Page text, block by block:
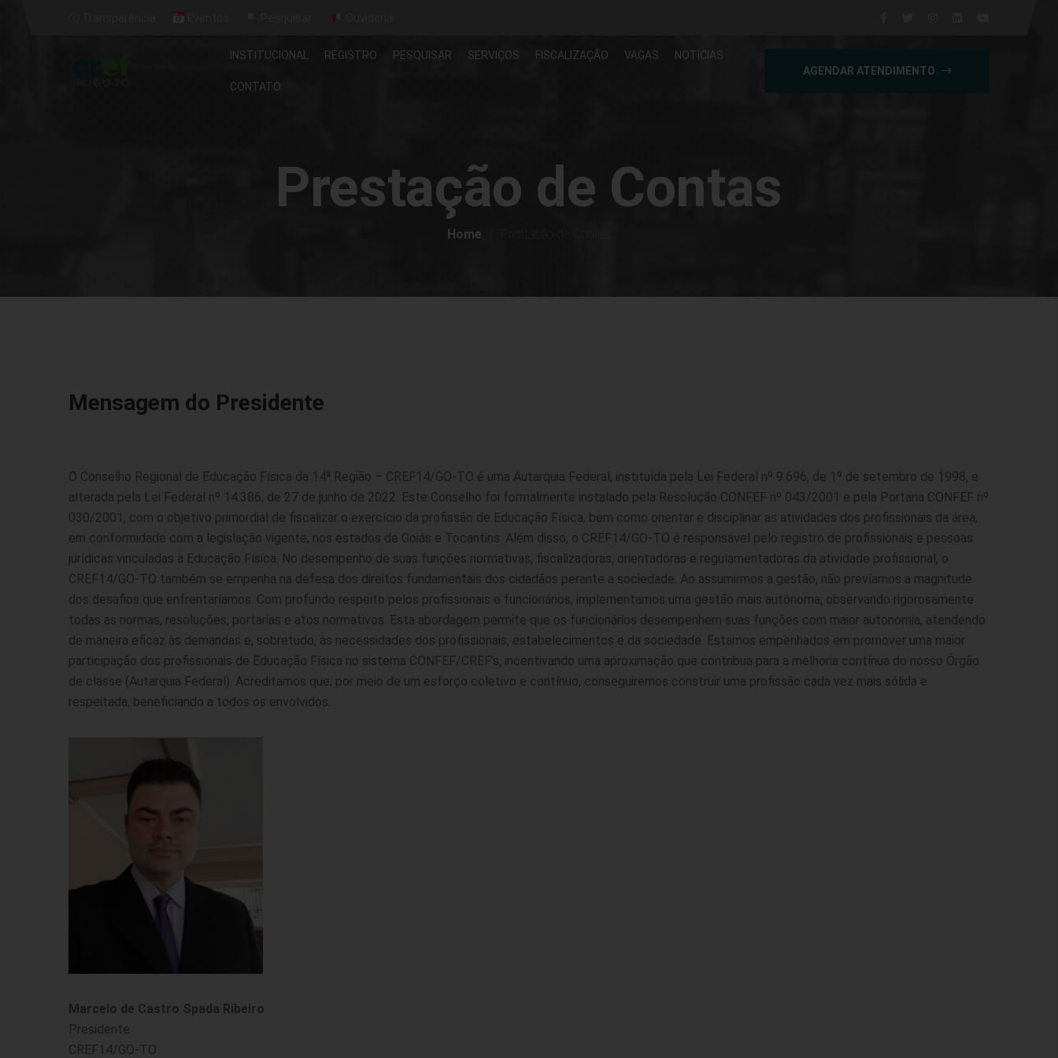
INSTITUCIONAL REGISTRO PESQUISAR SERVIÇOS FISCALIZAÇÃO VAGAS NOTÍCIAS
CONTATO
AGENDAR ATENDIMENTO
Prestação de Contas
Home
Mensagem do Presidente
O Conselho Regional de Educação Física da 14ª Região – CREF14/GO-TO é uma Autarquia Federal, instituída pela Lei Federal nº 9.696, de 1º de setembro de 1998, e
alterada pela Lei Federal nº 14.386, de 27 de junho de 2022. Este Conselho foi formalmente instalado pela Resolução CONFEF nº 043/2001 e pela Portaria CONFEF nº
030/2001, com o objetivo primordial de fiscalizar o exercício da profissão de Educação Física, bem como orientar e disciplinar as atividades dos profissionais da área,
em conformidade com a legislação vigente, nos estados de Goiás e Tocantins. Além disso, o CREF14/GO-TO é responsável pelo registro de profissionais e pessoas
jurídicas vinculadas à Educação Física. No desempenho de suas funções normativas, fiscalizadoras, orientadoras e regulamentadoras da atividade profissional, o
CREF14/GO-TO também se empenha na defesa dos direitos fundamentais dos cidadãos perante a sociedade. Ao assumirmos a gestão, não prevíamos a magnitude
dos desafios que enfrentaríamos. Com profundo respeito pelos profissionais e funcionários, implementamos uma gestão mais autônoma, observando rigorosamente
todas as normas, resoluções, portarias e atos normativos. Esta abordagem permite que os funcionários desempenhem suas funções com maior autonomia, atendendo
de maneira eficaz às demandas e, sobretudo, às necessidades dos profissionais, estabelecimentos e da sociedade. Estamos empenhados em promover uma maior
participação dos profissionais de Educação Física no sistema CONFEF/CREF’s, incentivando uma aproximação que contribua para a melhoria contínua do nosso Órgão
de classe (Autarquia Federal). Acreditamos que, por meio de um esforço coletivo e contínuo, conseguiremos construir uma profissão cada vez mais sólida e
respeitada, beneficiando a todos os envolvidos.
Marcelo de Castro Spada Ribeiro
Presidente
CREF14/GO-TO